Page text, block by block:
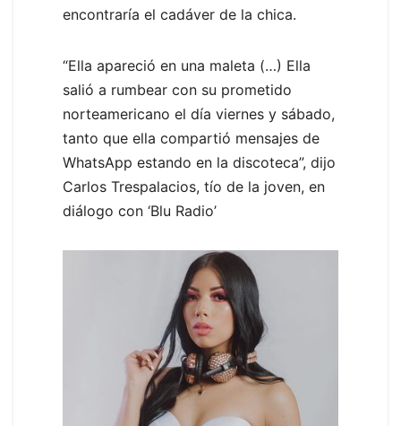
encontraría el cadáver de la chica.
“Ella apareció en una maleta (…) Ella
salió a rumbear con su prometido
norteamericano el día viernes y sábado,
tanto que ella compartió mensajes de
WhatsApp estando en la discoteca”, dijo
Carlos Trespalacios, tío de la joven, en
diálogo con ‘Blu Radio’